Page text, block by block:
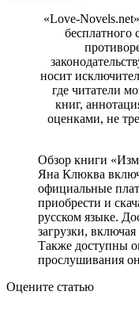
«Love-
бесплатного
носит
где читатели
книг,
оценками, не
Обзор книги
Яна Клюква
официальные
приобрести и
русском языке.
загрузки,
Также доступны
прослушивания
Оцените статью